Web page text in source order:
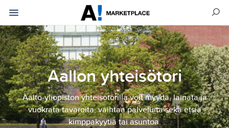
Aallon yhteisötori
Aalto-yliopiston yhteisötorilla voit myydä, lainata ja
vuokrata tavaroita, vaihtaa palveluita sekä etsiä
kimppakyytiä tai asuntoa.